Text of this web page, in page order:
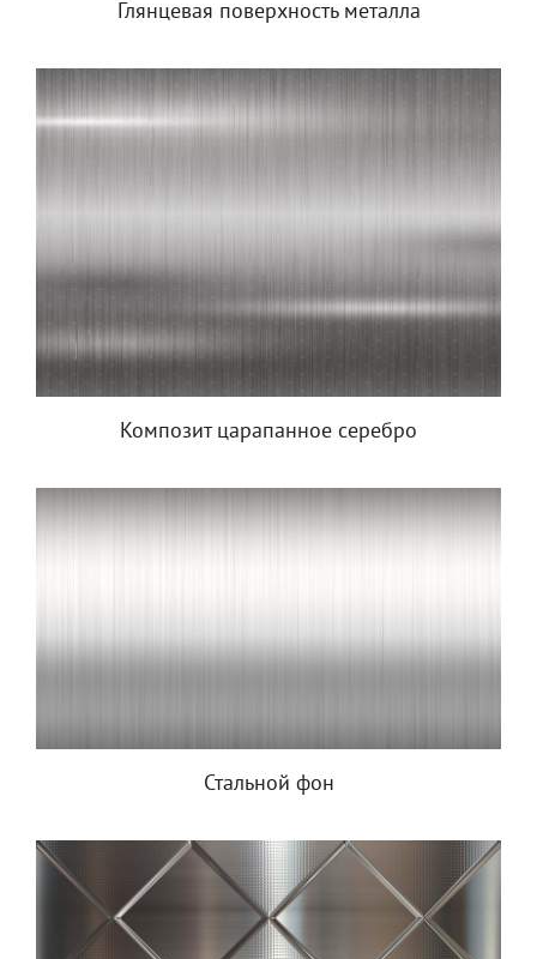
Глянцевая поверхность металла
Композит царапанное серебро
Стальной фон